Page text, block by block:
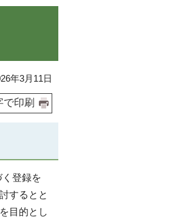
年3月11日
印刷
登録を
するとと
目的とし